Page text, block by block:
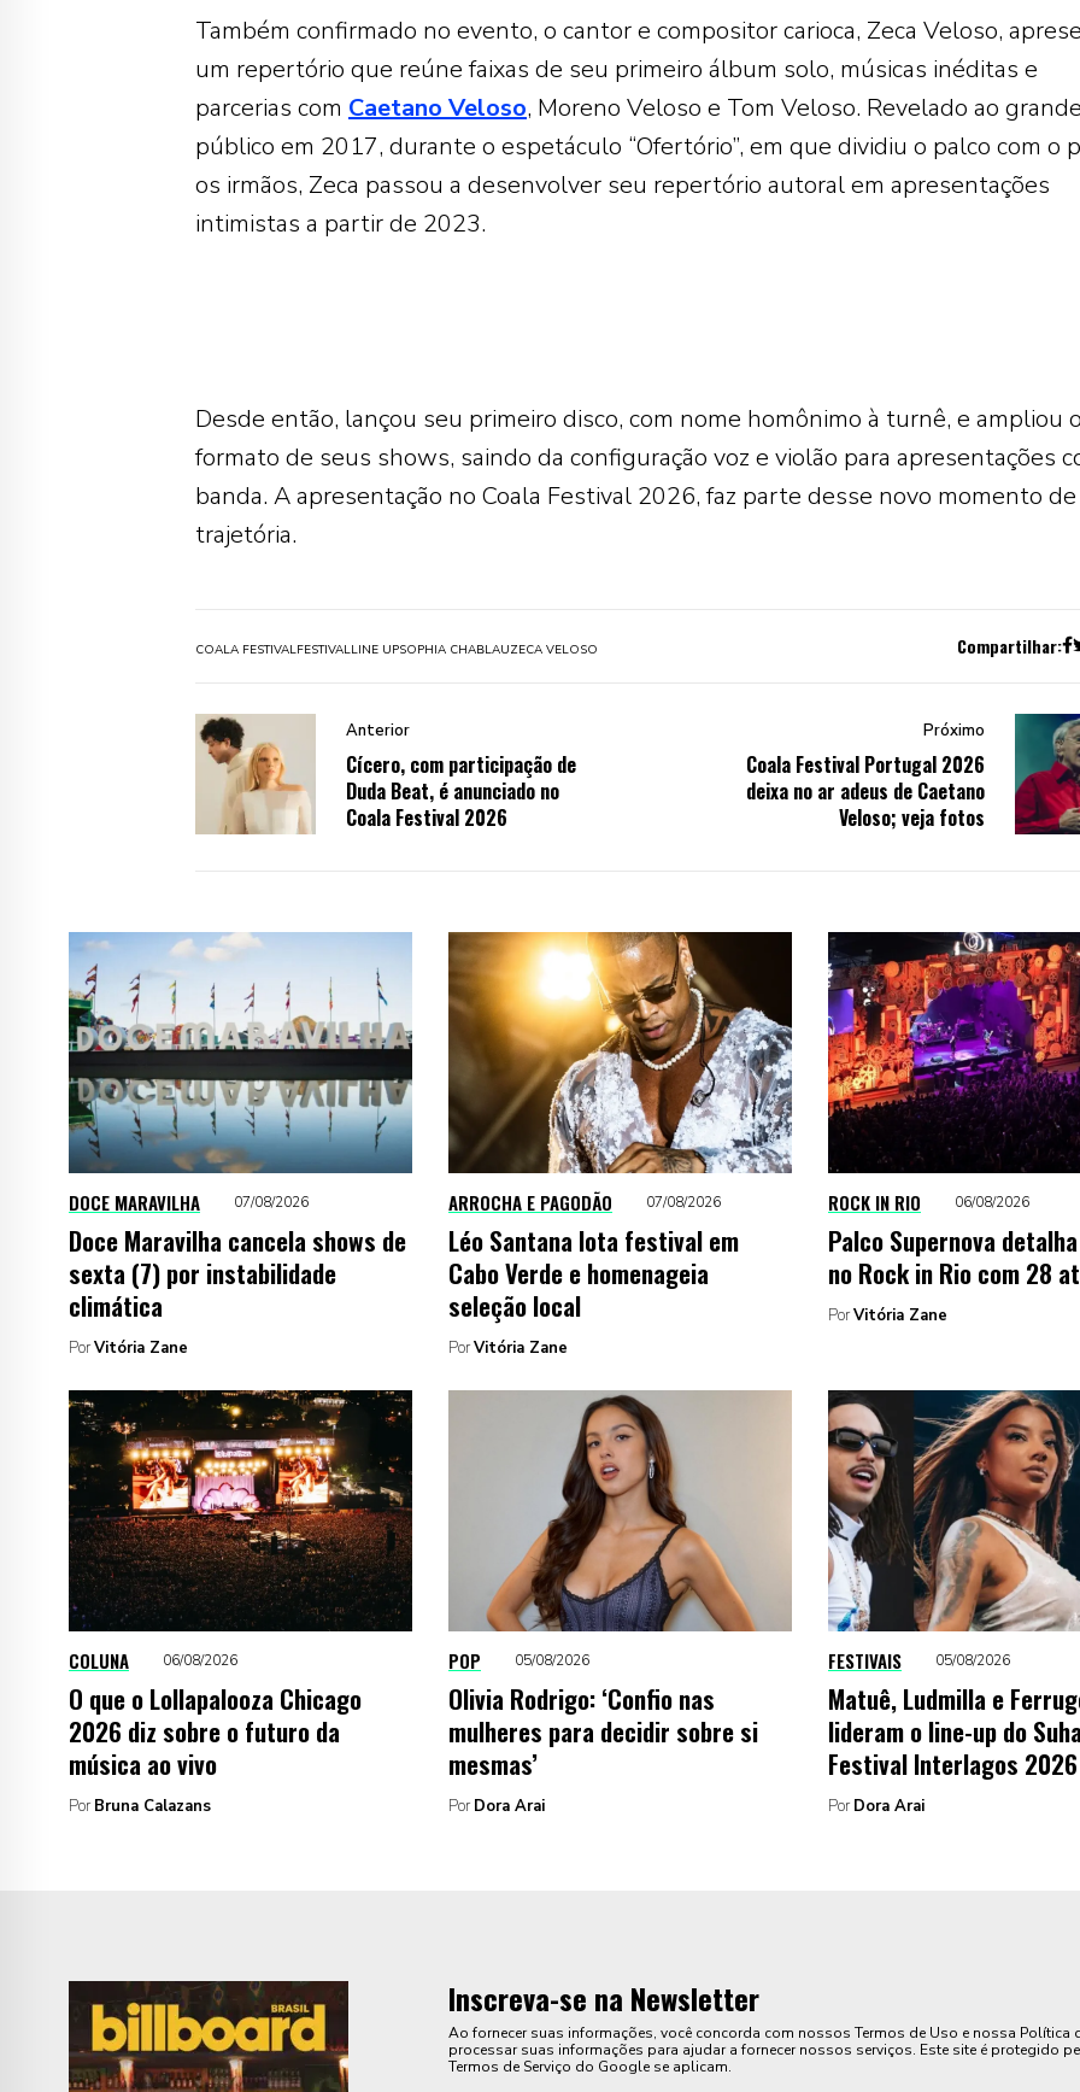
Também confirmado no evento, o cantor e compositor carioca, Zeca Veloso,
um repertório que reúne faixas de seu primeiro álbum solo, músicas inéditas e
parcerias com Caetano Veloso, Moreno Veloso e Tom Veloso. Revelado ao
público em 2017, durante o espetáculo “Ofertório”, em que dividiu o palco com o
os irmãos, Zeca passou a desenvolver seu repertório autoral em apresentações
intimistas a partir de 2023.
Desde então, lançou seu primeiro disco, com nome homônimo à turnê, e ampliou
formato de seus shows, saindo da configuração voz e violão para apresentações
banda. A apresentação no Coala Festival 2026, faz parte desse novo momento
trajetória.
COALA FESTIVALFESTIVALLINE UPSOPHIA CHABLAUZECA VELOSO Compartilhar:
Anterior
Cícero, com participação de
Duda Beat, é anunciado no
Coala Festival 2026
Próximo
Coala Festival Portugal 2026
deixa no ar adeus de Caetano
Veloso; veja fotos
DOCE MARAVILHA 07/08/2026
Doce Maravilha cancela shows de
sexta (7) por instabilidade
climática
PorVitória Zane
ARROCHA E PAGODÃO 07/08/2026
Léo Santana lota festival em
Cabo Verde e homenageia
seleção local
PorVitória Zane
ROCK IN RIO 06/08/2026
Palco Supernova
no Rock in Rio com 28
PorVitória Zane
COLUNA 06/08/2026
O que o Lollapalooza Chicago
2026 diz sobre o futuro da
música ao vivo
Por Bruna Calazans
POP 05/08/2026
Olivia Rodrigo: ‘Confio nas
mulheres para decidir sobre si
mesmas’
Por Dora Arai
FESTIVAIS 05/08/2026
Matuê, Ludmilla e
lideram o line-up do
Festival Interlagos 2026
Por Dora Arai
Inscreva-se na Newsletter
Ao fornecer suas informações, você concorda com nossos Termos de Uso e nossa
processar suas informações para ajudar a fornecer nossos serviços. Este site é protegido
Termos de Serviço do Google se aplicam.